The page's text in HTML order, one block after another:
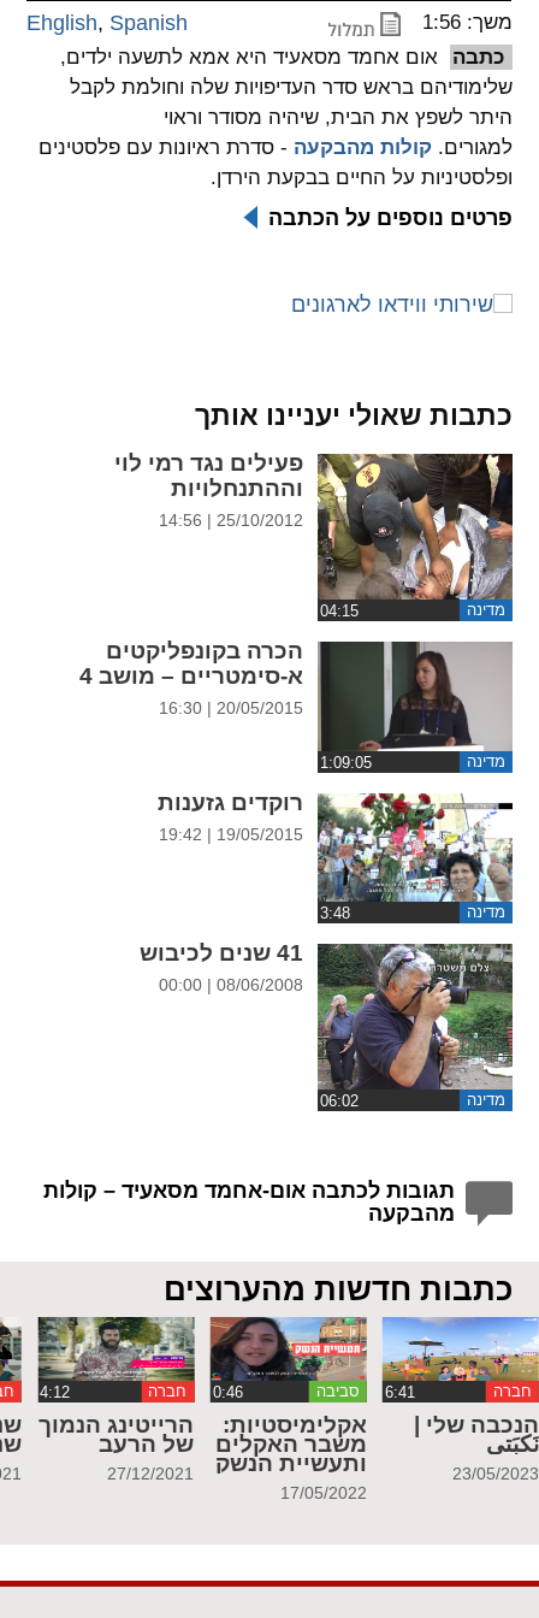
spellcheck
ניגודיות צבעים
brightness_high
קו תחתי לקישורים
cached
איפוס
כל
flag
השארת
משוב
משך: 1:56 Ehglish, Spanish
כתבה
אום אחמד מסאעיד היא אמא לתשעה ילדים,
שלימודיהם בראש סדר העדיפויות שלה וחולמת לקבל
היתר לשפץ את הבית, שיהיה מסודר וראוי
למגורים.קולות מהבקעה - סדרת ראיונות עם פלסטינים
ופלסטיניות על החיים בבקעת הירדן.
פרטים נוספים על הכתבה
כתבות שאולי יעניינו אותך
מדינה
פעילים נגד רמי לוי
וההתנחלויות
25/10/2012 | 14:56
מדינה
הכרה בקונפליקטים
א-סימטריים – מושב 4
20/05/2015 | 16:30
מדינה
רוקדים גזענות
19/05/2015 | 19:42
מדינה
41 שנים לכיבוש
08/06/2008 | 00:00
תגובות לכתבה אום-אחמד מסאעיד – קולות
מהבקעה
כתבות חדשות מהערוצים
חברה
הנכבה שלי |
نَكبَتي
23/05/2023
סביבה ‏0:46
אקלימיסטיות:
משבר האקלים
ותעשיית הנשק
17/05/2022
חברה
הרייטינג הנמוך
של הרעב
27/12/2021